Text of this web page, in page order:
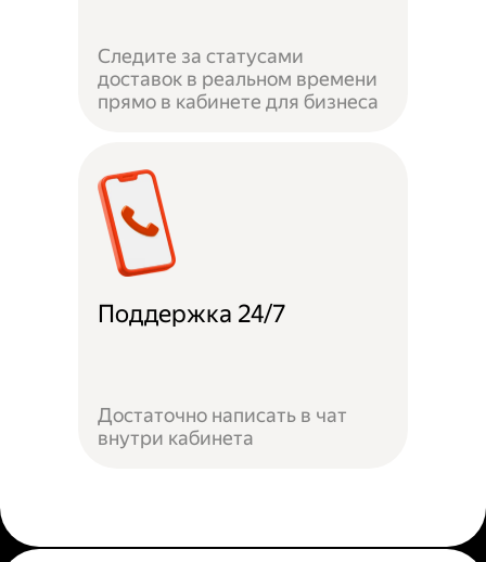
Следите за статусами
доставок в реальном времени
прямо в кабинете для бизнеса
Поддержка 24/7
Достаточно написать в чат
внутри кабинета